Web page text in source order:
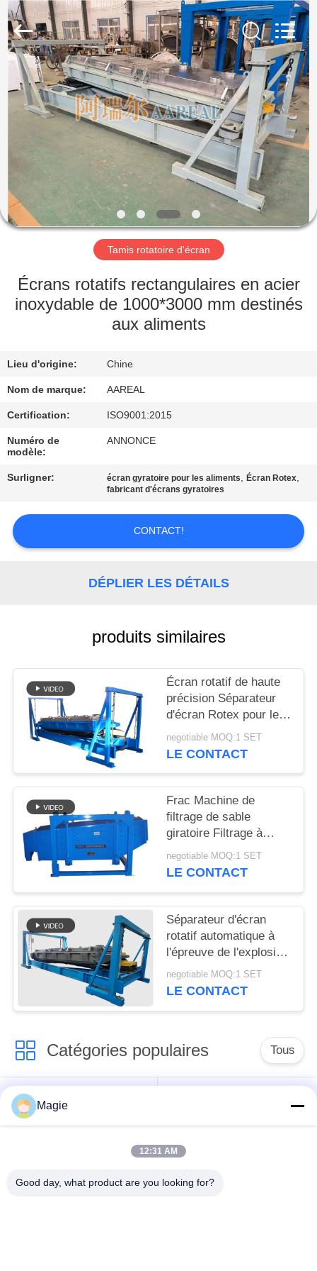
LA
MAISON
PRODUITS
À
PROPOS
NOUS
L'USINE
CONTRÔLE
DE
QUALITÉ
NOUS
CONTACTER
PLAN
DU
SITE
PRIVACY
POLICY
Xinxiang
AAREAL
Machine
Co.,Ltd.
Rights
Reserved.
Tamis rotatoire d'écran
Écrans rotatifs rectangulaires en acier
inoxydable de 1000*3000 mm destinés
aux aliments
Lieu d'origine: Chine
Nom de marque: AAREAL
Certification: ISO9001:2015
Numéro de
modèle:
ANNONCE
Surligner: écran gyratoire pour les aliments,Écran Rotex,
fabricant d'écrans gyratoires
CONTACT!
DÉPLIER LES DÉTAILS
produits similaires
Écran rotatif de haute
précision Séparateur
d'écran Rotex pour le
dépistage du sable de
silice
negotiable MOQ:1 SET
LE CONTACT
Frac Machine de
filtrage de sable
giratoire Filtrage à
grande capacité de
filtrage
negotiable MOQ:1 SET
LE CONTACT
Séparateur d'écran
rotatif automatique à
l'épreuve de l'explosion
pour la poudre
métallique de silicium
negotiable MOQ:1 SET
LE CONTACT
Catégories populaires Tous
Vibro machine à
écran
Culbuteur Screening
Magie
12:31 AM
Good day, what product are you looking for?